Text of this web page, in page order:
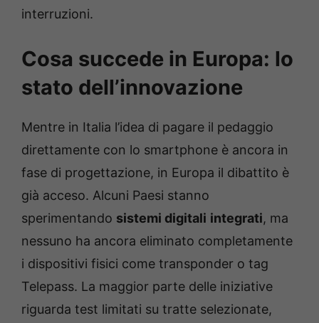
interruzioni.
Cosa succede in Europa: lo
stato dell’innovazione
Mentre in Italia l’idea di pagare il pedaggio
direttamente con lo smartphone è ancora in
fase di progettazione, in Europa il dibattito è
già acceso. Alcuni Paesi stanno
sperimentando sistemi digitali integrati, ma
nessuno ha ancora eliminato completamente
i dispositivi fisici come transponder o tag
Telepass. La maggior parte delle iniziative
riguarda test limitati su tratte selezionate,